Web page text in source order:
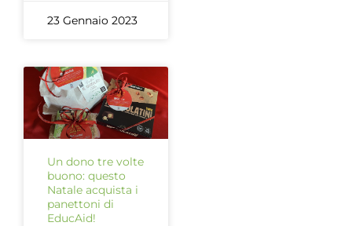
23 Gennaio 2023
Un dono tre volte
buono: questo
Natale acquista i
panettoni di
EducAid!